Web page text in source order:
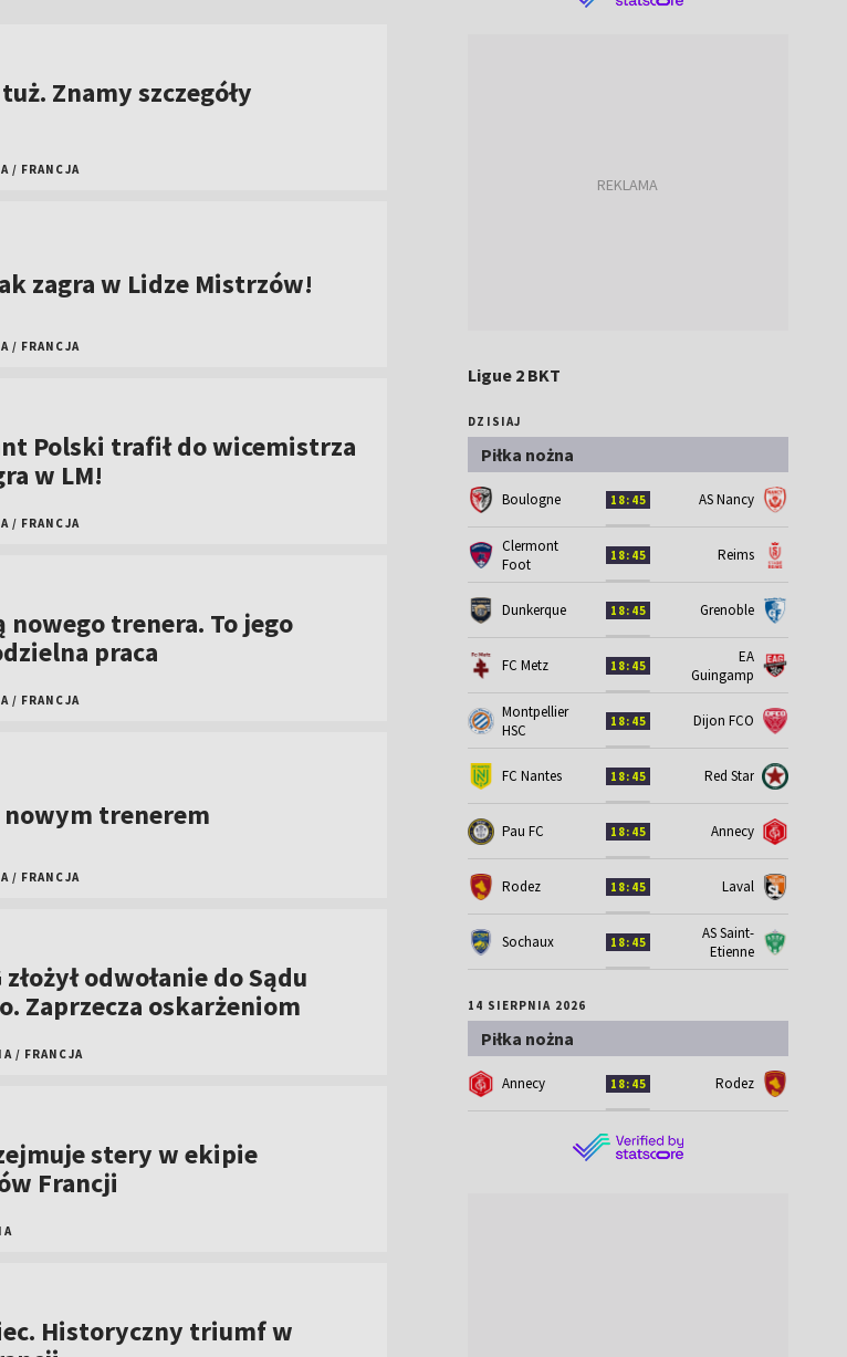
Znamy szczegóły
/ FRANCJA
zagra w Lidze Mistrzów!
/ FRANCJA
Polski trafił do wicemistrza
w LM!
/ FRANCJA
nowego trenera. To jego
praca
/ FRANCJA
nowym trenerem
/ FRANCJA
złożył odwołanie do Sądu
Zaprzecza oskarżeniom
/ FRANCJA
stery w ekipie
Francji
Historyczny triumf w
Ligue 2 BKT
DZISIAJ
Piłka nożna
Boulogne 18:45 AS Nancy
Clermont
Foot
18:45 Reims
Dunkerque 18:45 Grenoble
FC Metz 18:45
EA
Guingamp
Montpellier
HSC
18:45 Dijon FCO
FC Nantes 18:45 Red Star
Pau FC 18:45 Annecy
Rodez 18:45 Laval
Sochaux 18:45
AS Saint-
Etienne
14 SIERPNIA 2026
Piłka nożna
Annecy 18:45 Rodez